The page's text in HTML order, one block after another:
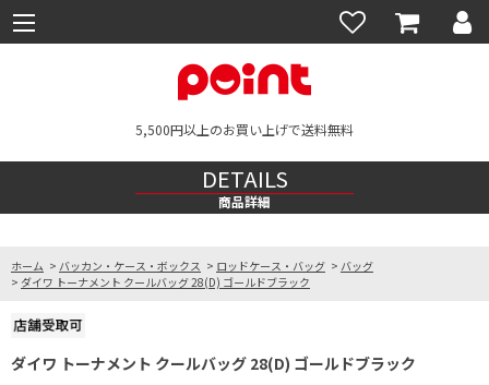
5,500円以上のお買い上げで送料無料
DETAILS
商品詳細
ホーム > バッカン・ケース・ボックス > ロッドケース・バッグ > バッグ
> ダイワ トーナメント クールバッグ 28(D) ゴールドブラック
ダイワ トーナメント クールバッグ 28(D) ゴールドブラック